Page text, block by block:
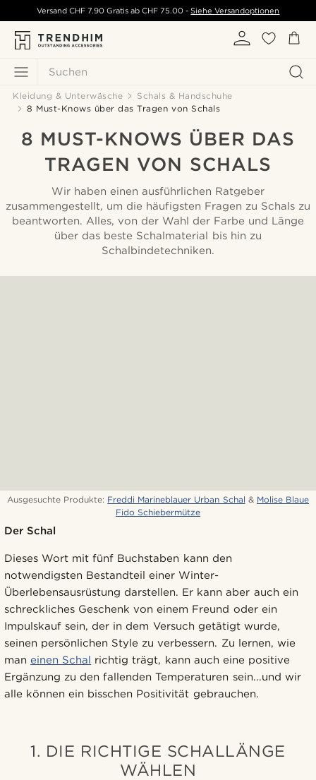
Suchen
Versand CHF 7.90 Gratis ab CHF 75.00 - Siehe Versandoptionen
Kleidung & Unterwäsche
Schals & Handschuhe
8 Must-Knows über das Tragen von Schals
8 MUST-KNOWS ÜBER DAS
TRAGEN VON SCHALS
Wir haben einen ausführlichen Ratgeber
zusammengestellt, um die häufigsten Fragen zu Schals zu
beantworten. Alles, von der Wahl der Farbe und Länge
über das beste Schalmaterial bis hin zu
Schalbindetechniken.
Ausgesuchte Produkte: Freddi Marineblauer Urban Schal & Molise Blaue
Fido Schiebermütze
Der Schal
Dieses Wort mit fünf Buchstaben kann den
notwendigsten Bestandteil einer Winter-
Überlebensausrüstung darstellen. Er kann aber auch ein
schreckliches Geschenk von einem Freund oder ein
Impulskauf sein, der in dem Versuch getätigt wurde,
seinen persönlichen Style zu verbessern. Zu lernen, wie
maneinen Schal richtig trägt, kann auch eine positive
Ergänzung zu den fallenden Temperaturen sein...und wir
alle können ein bisschen Positivität gebrauchen.
1. DIE RICHTIGE SCHALLÄNGE
WÄHLEN